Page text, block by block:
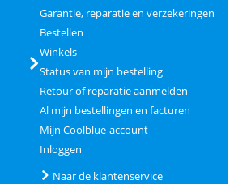
Garantie, reparatie en verzekeringen
Bestellen
Winkels
Status van mijn bestelling
Retour of reparatie aanmelden
Al mijn bestellingen en facturen
Mijn Coolblue-account
Inloggen
Naar de klantenservice